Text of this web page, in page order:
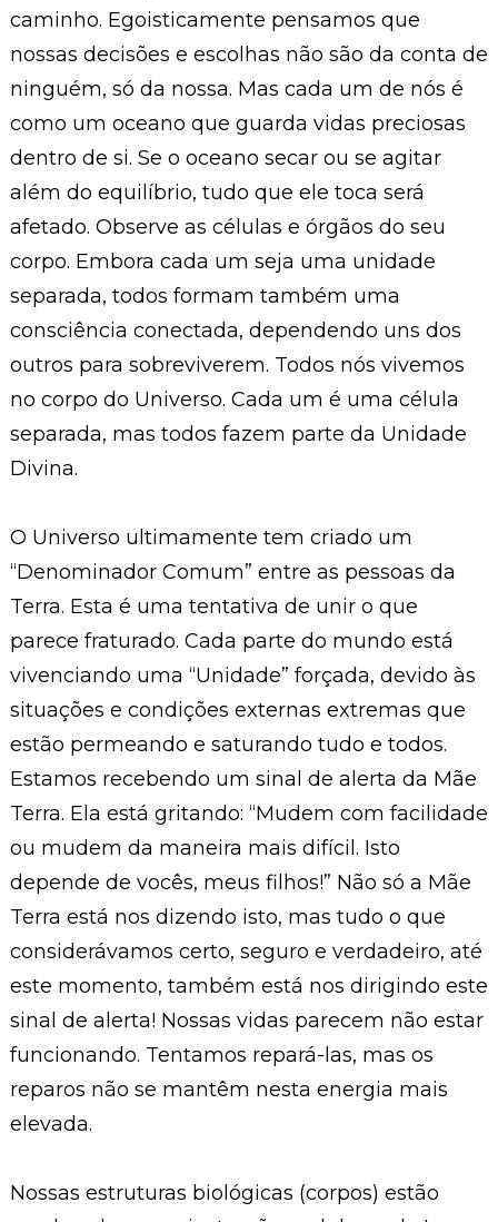
caminho. Egoisticamente pensamos que
nossas decisões e escolhas não são da conta de
ninguém, só da nossa. Mas cada um de nós é
como um oceano que guarda vidas preciosas
dentro de si. Se o oceano secar ou se agitar
além do equilíbrio, tudo que ele toca será
afetado. Observe as células e órgãos do seu
corpo. Embora cada um seja uma unidade
separada, todos formam também uma
consciência conectada, dependendo uns dos
outros para sobreviverem. Todos nós vivemos
no corpo do Universo. Cada um é uma célula
separada, mas todos fazem parte da Unidade
Divina.
O Universo ultimamente tem criado um
“Denominador Comum” entre as pessoas da
Terra. Esta é uma tentativa de unir o que
parece fraturado. Cada parte do mundo está
vivenciando uma “Unidade” forçada, devido às
situações e condições externas extremas que
estão permeando e saturando tudo e todos.
Estamos recebendo um sinal de alerta da Mãe
Terra. Ela está gritando: “Mudem com facilidade
ou mudem da maneira mais difícil. Isto
depende de vocês, meus filhos!” Não só a Mãe
Terra está nos dizendo isto, mas tudo o que
considerávamos certo, seguro e verdadeiro, até
este momento, também está nos dirigindo este
sinal de alerta! Nossas vidas parecem não estar
funcionando. Tentamos repará-las, mas os
reparos não se mantêm nesta energia mais
elevada.
Nossas estruturas biológicas (corpos) estão